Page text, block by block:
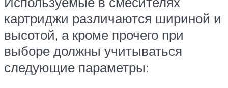
картриджи различаются шириной и
высотой, а кроме прочего при
выборе должны учитываться
следующие параметры: